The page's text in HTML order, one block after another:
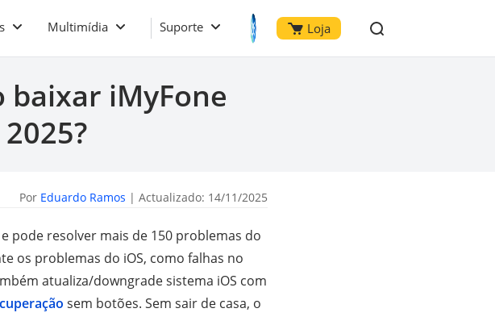
Multimídia Suporte Loja
baixar iMyFone
Por Eduardo Ramos | Actualizado: 14/11/2025
pode resolver mais de 150 problemas do
os problemas do iOS, como falhas no
atualiza/downgrade sistema iOS com
sem botões. Sem sair de casa, o